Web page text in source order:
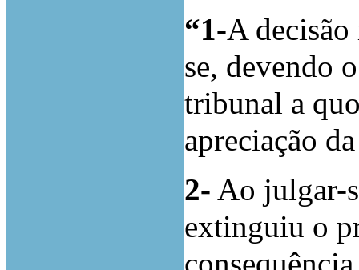
“1-A
se, devendo
tribunal a
apreciação
2- Ao julgar-
extinguiu o